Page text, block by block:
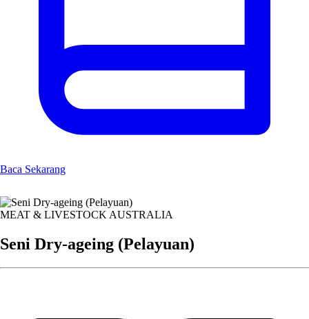
Baca Sekarang
MEAT & LIVESTOCK AUSTRALIA
Seni Dry-ageing (Pelayuan)